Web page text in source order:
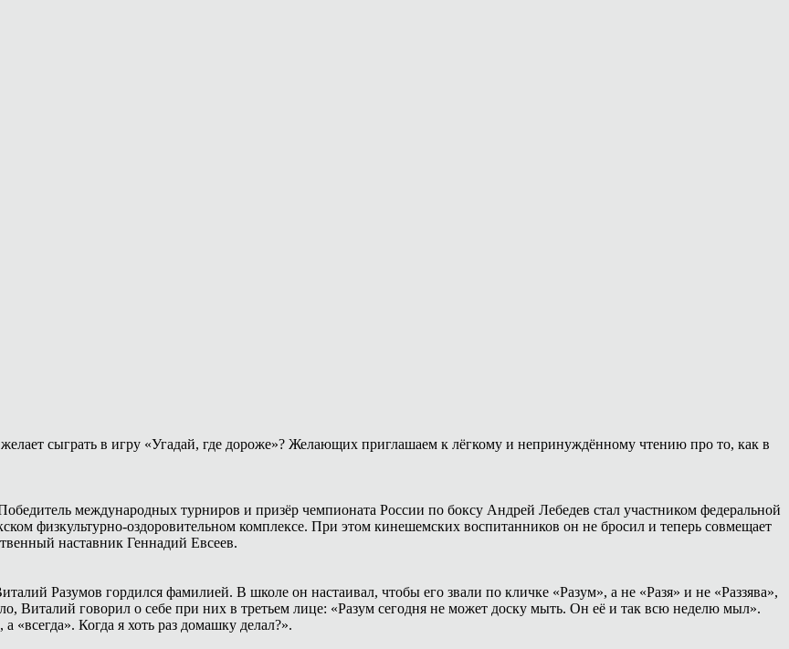
сыграть в игру «Угадай, где дороже»? Желающих приглашаем к лёгкому и непринуждённому чтению про то, как в
международных турниров и призёр чемпионата России по боксу Андрей Лебедев стал участником федеральной
физкультурно-оздоровительном комплексе. При этом кинешемских воспитанников он не бросил и теперь совмещает
наставник Геннадий Евсеев.
Разумов гордился фамилией. В школе он настаивал, чтобы его звали по кличке «Разум», а не «Разя» и не «Раззява»,
Виталий говорил о себе при них в третьем лице: «Разум сегодня не может доску мыть. Он её и так всю неделю мыл».
«всегда». Когда я хоть раз домашку делал?».